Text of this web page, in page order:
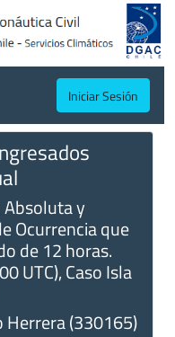
Iniciar Sesión
y
Ocurrencia que
de 12 horas.
UTC), Caso Isla
Herrera (330165)